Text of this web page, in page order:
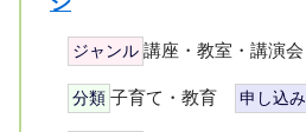
ジャンル 講座・教室・講演会
分類 子育て・教育 申し込み